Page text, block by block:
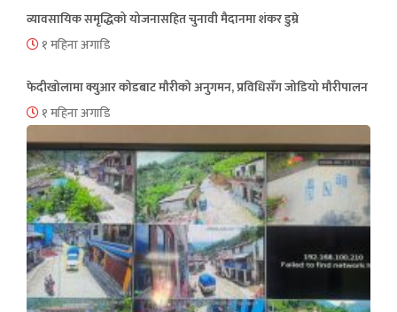
व्यावसायिक समृद्धिको योजनासहित चुनावी मैदानमा शंकर डुम्रे
१ महिना अगाडि
फेदीखोलामा क्युआर कोडबाट मौरीको अनुगमन, प्रविधिसँग जोडियो मौरीपालन
१ महिना अगाडि